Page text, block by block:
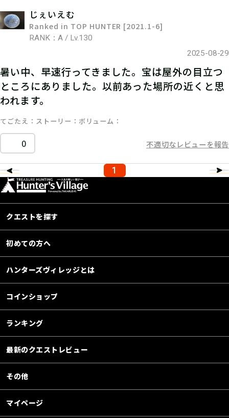
じぇいえむ
Ranked in TOP HUNTER [2021.1-6]
RANK：A / Lv.130
2025-08-29
暑い中、早速行ってきました。宝は屋外の目立つ
ところにありました。以前あった場所の近くと思
われます。
てごたえ ストーリー ボリューム
0 不適切なレビューを報告
1
クエストを探す
初めての方へ
ハンターズヴィレッジとは
コインショップ
ランキング
最新のクエストレビュー
その他
マイページ